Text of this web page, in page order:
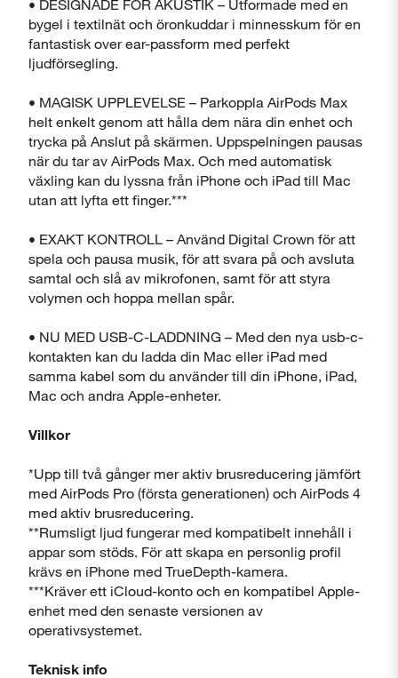
• DESIGNADE FÖR AKUSTIK – Utformade med en
bygel i textilnät och öronkuddar i minnesskum för en
fantastisk over ear-passform med perfekt
ljudförsegling.
• MAGISK UPPLEVELSE – Parkoppla AirPods Max
helt enkelt genom att hålla dem nära din enhet och
trycka på Anslut på skärmen. Uppspelningen pausas
när du tar av AirPods Max. Och med automatisk
växling kan du lyssna från iPhone och iPad till Mac
utan att lyfta ett finger.***
• EXAKT KONTROLL – Använd Digital Crown för att
spela och pausa musik, för att svara på och avsluta
samtal och slå av mikrofonen, samt för att styra
volymen och hoppa mellan spår.
• NU MED USB-C-LADDNING – Med den nya usb-c-
kontakten kan du ladda din Mac eller iPad med
samma kabel som du använder till din iPhone, iPad,
Mac och andra Apple-enheter.
Villkor
*Upp till två gånger mer aktiv brusreducering jämfört
med AirPods Pro (första generationen) och AirPods 4
med aktiv brusreducering.
**Rumsligt ljud fungerar med kompatibelt innehåll i
appar som stöds. För att skapa en personlig profil
krävs en iPhone med TrueDepth-kamera.
***Kräver ett iCloud-konto och en kompatibel Apple-
enhet med den senaste versionen av
operativsystemet.
Teknisk info